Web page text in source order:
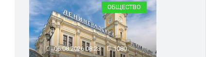
ОБЩЕСТВО
06.08.2026 08:23 1080